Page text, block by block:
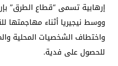
إرهابية تسمى “قطاع الطرق”
ووسط نيجيريا أثناء مهاجمتها
واختطاف الشخصيات المحلية
للحصول على فدية.